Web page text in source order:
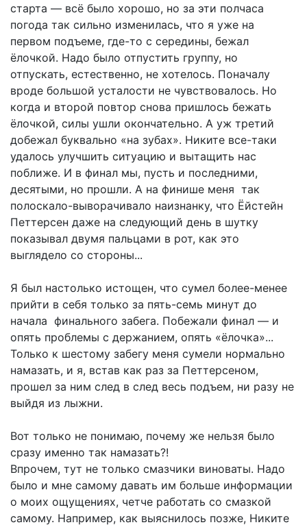
старта — всё было хорошо, но за эти полчаса
погода так сильно изменилась, что я уже на
первом подъеме, где-то с середины, бежал
ёлочкой. Надо было отпустить группу, но
отпускать, естественно, не хотелось. Поначалу
вроде большой усталости не чувствовалось. Но
когда и второй повтор снова пришлось бежать
ёлочкой, силы ушли окончательно. А уж третий
добежал буквально «на зубах». Никите все-таки
удалось улучшить ситуацию и вытащить нас
поближе. И в финал мы, пусть и последними,
десятыми, но прошли. А на финише меня так
полоскало-выворачивало наизнанку, что Ёйстейн
Петтерсен даже на следующий день в шутку
показывал двумя пальцами в рот, как это
выглядело со стороны...
Я был настолько истощен, что сумел более-менее
прийти в себя только за пять-семь минут до
начала финального забега. Побежали финал — и
опять проблемы с держанием, опять «ёлочка»...
Только к шестому забегу меня сумели нормально
намазать, и я, встав как раз за Петтерсеном,
прошел за ним след в след весь подъем, ни разу не
выйдя из лыжни.
Вот только не понимаю, почему же нельзя было
сразу именно так намазать?!
Впрочем, тут не только смазчики виноваты. Надо
было и мне самому давать им больше информации
о моих ощущениях, четче работать со смазкой
самому. Например, как выяснилось позже, Никите